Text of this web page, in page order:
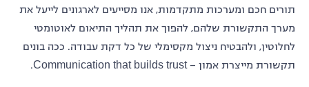
תורים חכם ומערכות מתקדמות, אנו מסייעים לארגונים לייעל את
מערך התקשורת שלהם, להפוך את תהליך התיאום לאוטומטי
לחלוטין, ולהבטיח ניצול מקסימלי של כל דקת עבודה. ככה בונים
תקשורת מייצרת אמון – Communication that builds trust.